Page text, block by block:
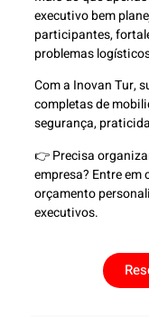
executivo bem
participantes,
problemas
Com a Inovan Tur,
completas de
segurança,
👉 Precisa
empresa? Entre
orçamento
executivos.